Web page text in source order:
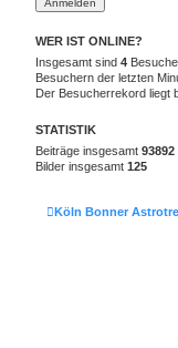
WER IST ONLINE?
Insgesamt sind 4
Besuchern der letzten
Der Besucherrekord liegt
STATISTIK
Beiträge insgesamt 93892
Bilder insgesamt 125
Köln Bonner